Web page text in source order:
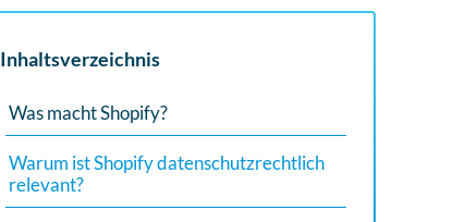
Drücke
zu
Inhaltsverzeichnis
Was macht Shopify?
Warum ist Shopify datenschutzrechtlich
relevant?